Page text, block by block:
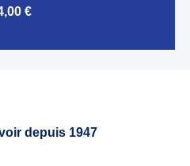
€
depuis 1947